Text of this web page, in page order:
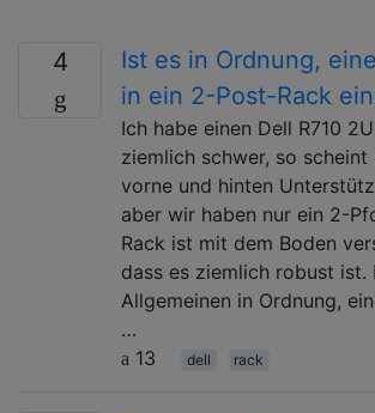
4
Ist es in Ordnung,
in ein 2-Post-Rack
Ich habe einen Dell R710
ziemlich schwer, so scheint
vorne und hinten
aber wir haben nur ein 2-
Rack ist mit dem Boden
dass es ziemlich robust ist.
Allgemeinen in Ordnung,
…
13
dell rack